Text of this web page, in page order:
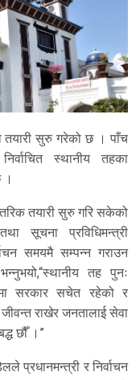
तयारी सुरु गरेको छ । पाँच
स्थानीय तहका
।
तयारी सुरु गरि सकेको
सूचना प्रविधिमन्त्री
समयमै सम्पन्न गराउन
तह पुनः
सरकार सचेत रहेको र
राखेर जनतालाई सेवा
छौँ ।”
प्रधानमन्त्री र निर्वाचन